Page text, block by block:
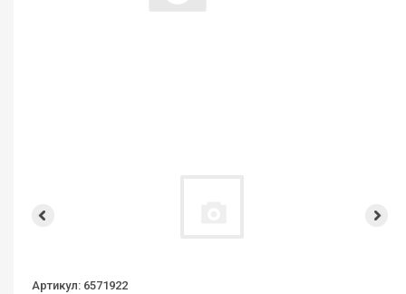
Артикул: 6571922